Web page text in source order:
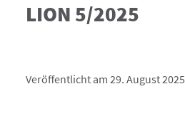
LION 5/2025
Veröffentlicht am 29. August 2025